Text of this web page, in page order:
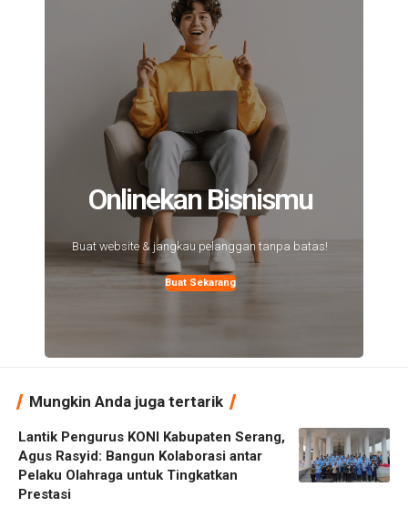
Onlinekan Bisnismu
Buat website & jangkau pelanggan tanpa batas!
Buat Sekarang
Mungkin Anda juga tertarik
Lantik Pengurus KONI Kabupaten Serang,
Agus Rasyid: Bangun Kolaborasi antar
Pelaku Olahraga untuk Tingkatkan
Prestasi